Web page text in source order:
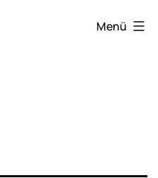
Menü